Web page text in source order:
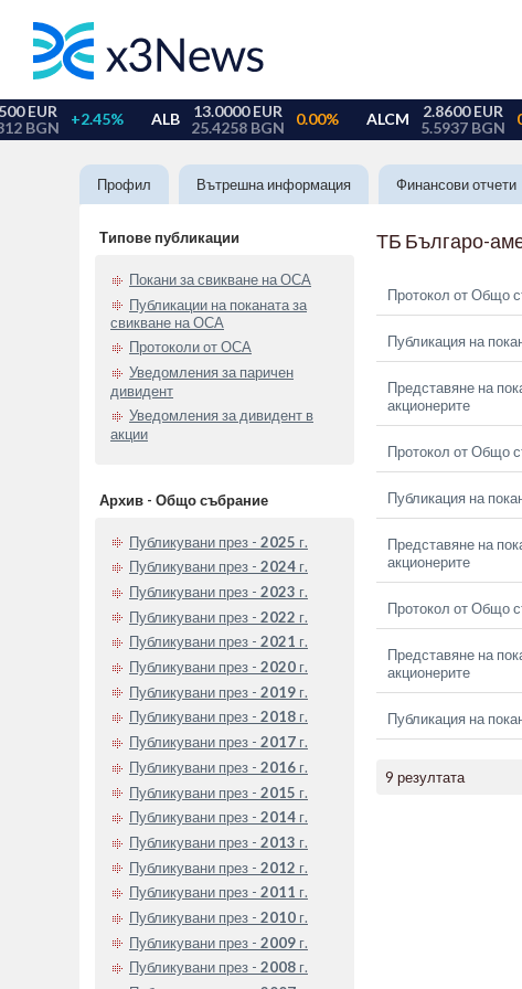
Профил Вътрешна информация Финансови отчети
Типове публикации
Покани за свикване на ОСА
Публикации на поканата за
свикване на ОСА
Протоколи от ОСА
Уведомления за паричен
дивидент
Уведомления за дивидент в
акции
Архив - Общо събрание
Публикувани през - 2025 г.
Публикувани през - 2024 г.
Публикувани през - 2023 г.
Публикувани през - 2022 г.
Публикувани през - 2021 г.
Публикувани през - 2020 г.
Публикувани през - 2019 г.
Публикувани през - 2018 г.
Публикувани през - 2017 г.
Публикувани през - 2016 г.
Публикувани през - 2015 г.
Публикувани през - 2014 г.
Публикувани през - 2013 г.
Публикувани през - 2012 г.
Публикувани през - 2011 г.
Публикувани през - 2010 г.
Публикувани през - 2009 г.
Публикувани през - 2008 г.
ТБ Българо-
Протокол от Общо
Публикация на
Представяне на
акционерите
Протокол от Общо
Публикация на
Представяне на
акционерите
Протокол от Общо
Представяне на
акционерите
Публикация на
9 резултата